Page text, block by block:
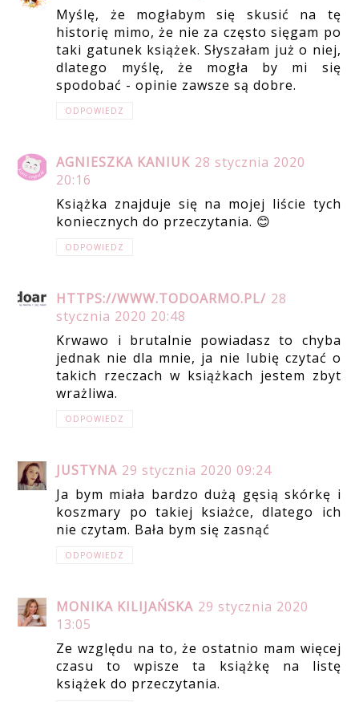
Myślę, że mogłabym się skusić na tę
historię mimo, że nie za często sięgam po
taki gatunek książek. Słyszałam już o niej,
dlatego myślę, że mogła by mi się
spodobać - opinie zawsze są dobre.
ODPOWIEDZ
AGNIESZKA KANIUK 28 stycznia 2020
20:16
Książka znajduje się na mojej liście tych
koniecznych do przeczytania. 😊
ODPOWIEDZ
HTTPS://WWW.TODOARMO.PL/ 28
stycznia 2020 20:48
Krwawo i brutalnie powiadasz to chyba
jednak nie dla mnie, ja nie lubię czytać o
takich rzeczach w książkach jestem zbyt
wrażliwa.
ODPOWIEDZ
JUSTYNA 29 stycznia 2020 09:24
Ja bym miała bardzo dużą gęsią skórkę i
koszmary po takiej ksiażce, dlatego ich
nie czytam. Bała bym się zasnąć
ODPOWIEDZ
MONIKA KILIJAŃSKA 29 stycznia 2020
13:05
Ze względu na to, że ostatnio mam więcej
czasu to wpisze ta książkę na listę
książek do przeczytania.